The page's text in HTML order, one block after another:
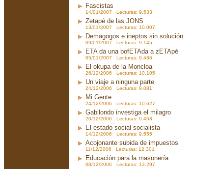
Fascistas
14/01/2007 Lecturas: 9.533
Zetapé de las JONS
13/01/2007 Lecturas: 10.007
Demagogos e ineptos sin solución
09/01/2007 Lecturas: 9.145
ETA da una bofETAda a zETApé
05/01/2007 Lecturas: 9.486
El okupa de la Moncloa
26/12/2006 Lecturas: 10.105
Un viaje a ninguna parte
24/12/2006 Lecturas: 9.081
Mi Gente
24/12/2006 Lecturas: 10.627
Gabilondo investiga el milagro
20/12/2006 Lecturas: 9.453
El estado social socialista
14/12/2006 Lecturas: 9.555
Acojonante subida de impuestos
11/12/2006 Lecturas: 12.301
Educación para la masonería
08/12/2006 Lecturas: 13.297